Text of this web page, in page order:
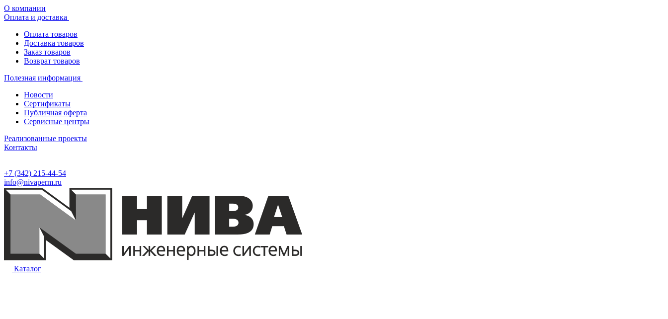
О компании
Оплата и доставка
Оплата товаров
Доставка товаров
Заказ товаров
Возврат товаров
Полезная информация
Новости
Сертификаты
Публичная оферта
Сервисные центры
Реализованные проекты
Контакты
+7 (342) 215-44-54
info@nivaperm.ru
Каталог